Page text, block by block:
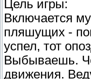
Цель игры:
Включается
пляшущих -
успел, тот
Выбываешь.
движения.